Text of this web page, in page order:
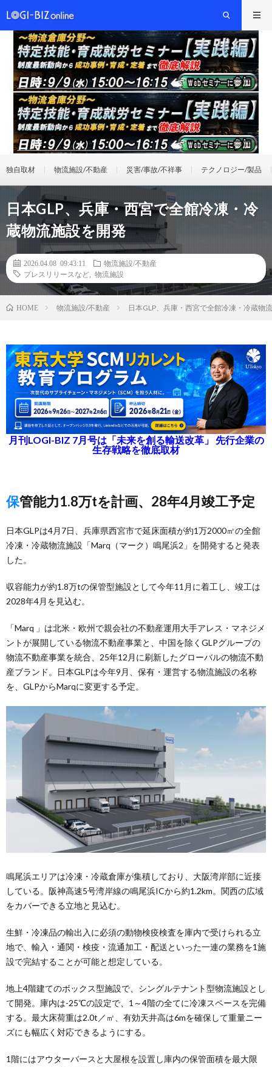
独自取材 物流施設/不動産 災害/事故/不祥事 テクノロジー/製品
日本GLP、兵庫・西宮で全館冷凍・冷
蔵物流施設を開発
2026.04.08 09:43:11
物流施設/不動産
プレスリリースなど
物流施設
HOME 物流施設/不動産 日本GLP、兵庫・西宮で全館冷凍・冷蔵物
月刊LOGI-BIZ 7月号は「未来を創る輸送改革」 先行企業の
生存戦略を徹底取材
保管能力1.8万tを計画、28年4月竣工予定
日本GLPは4月7日、兵庫県西宮市で延床面積が約1万2000㎡の全館
冷凍・冷蔵物流施設「Marq（マーク）鳴尾浜2」を開発すると発表
した。
収容能力が約1.8万tの保管型施設として今年11月に着工し、竣工は
2028年4月を見込む。
「Marq 」は北米・欧州で親会社の不動産運用大手アレス・マネジメ
ントが展開している物流不動産事業と、中国を除くGLPグループの
物流不動産事業を統合、25年12月に刷新したグローバルの物流不動
産ブランド。日本GLPは今年9月、保有・運営する物流施設の名称
を、GLPからMarqに変更する予定。
鳴尾浜エリアは冷凍・冷蔵倉庫が集積しており、大阪湾岸部に近接
している。阪神高速5号湾岸線の鳴尾浜ICから約1.2km。関西の広域
をカバーできる立地と見込む。
生鮮・冷凍品の輸出入に必須の動物検疫検査を庫内で受けられる立
地で、輸入・通関・検疫・流通加工・配送といった一連の業務を1施
設で完結することが可能と想定している。
地上4階建てのボックス型施設で、シングルテナント型物流施設とし
て開発。庫内は-25℃の設定で、1～4階の全てに冷凍スペースを完備
する。最大床荷重は2.0t／㎡、有効天井高は6mを確保して重量ニー
ズにも幅広く対応できるようにする。
1階にはアウターバースと大屋根を設置し庫内の保管面積を最大限